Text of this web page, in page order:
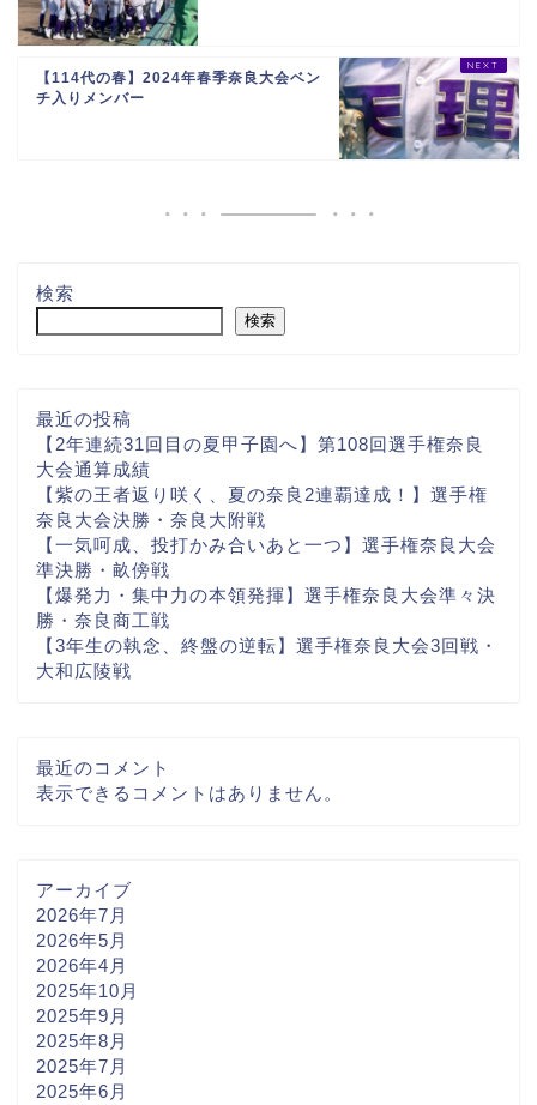
【114代の春】2024年春季奈良大会ベン
チ入りメンバー
検索
検索
最近の投稿
【2年連続31回目の夏甲子園へ】第108回選手権奈良
大会通算成績
【紫の王者返り咲く、夏の奈良2連覇達成！】選手権
奈良大会決勝・奈良大附戦
【一気呵成、投打かみ合いあと一つ】選手権奈良大会
準決勝・畝傍戦
【爆発力・集中力の本領発揮】選手権奈良大会準々決
勝・奈良商工戦
【3年生の執念、終盤の逆転】選手権奈良大会3回戦・
大和広陵戦
最近のコメント
表示できるコメントはありません。
アーカイブ
2026年7月
2026年5月
2026年4月
2025年10月
2025年9月
2025年8月
2025年7月
2025年6月